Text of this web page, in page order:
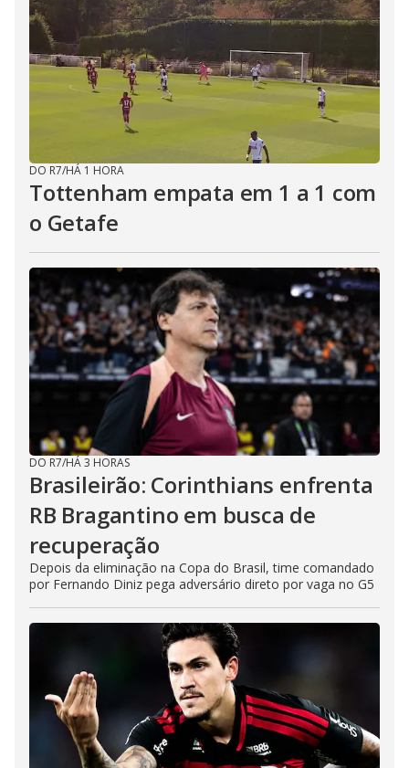
DO R7/HÁ 1 HORA
Tottenham empata em 1 a 1 com
o Getafe
DO R7/HÁ 3 HORAS
Brasileirão: Corinthians enfrenta
RB Bragantino em busca de
recuperação
Depois da eliminação na Copa do Brasil, time comandado
por Fernando Diniz pega adversário direto por vaga no G5